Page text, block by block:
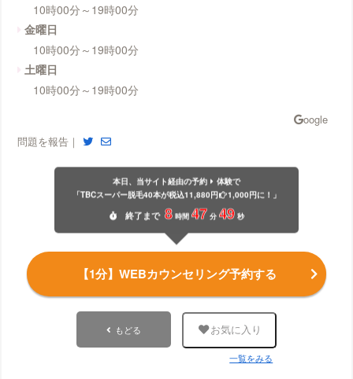
10時00分～19時00分
金曜日
10時00分～19時00分
土曜日
10時00分～19時00分
問題を報告｜
本日、当サイト経由の予約
体験で
「TBCスーパー脱毛40本が税込11,880円
1,000円に！」
終了 まで 8 時間 47 分 49 秒
【1分】WEBカウンセリング予約する
もどる お気に入り
一覧をみる